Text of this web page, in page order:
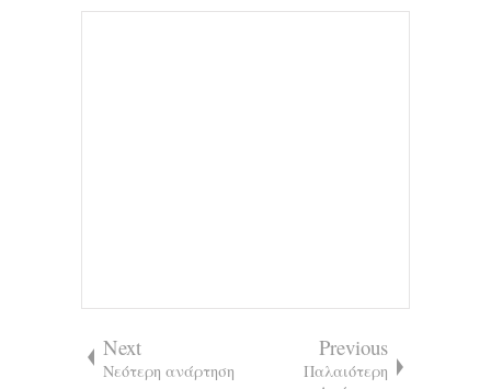
Next
Νεότερη ανάρτηση
Previous
Παλαιότερη